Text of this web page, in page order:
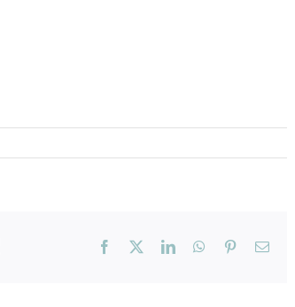
Facebook LinkedInWhatsApp
PinterestEmail